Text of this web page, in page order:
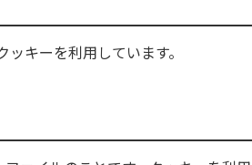
キーを利用しています。